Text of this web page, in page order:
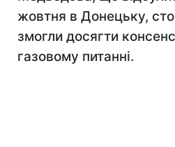
жовтня в Донецьку,
змогли досягти
газовому питанні.